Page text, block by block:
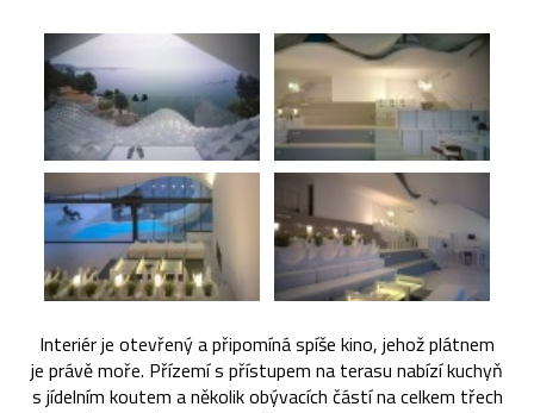
Interiér je otevřený a připomíná spíše kino, jehož plátnem
je právě moře. Přízemí s přístupem na terasu nabízí kuchyň
s jídelním koutem a několik obývacích částí na celkem třech